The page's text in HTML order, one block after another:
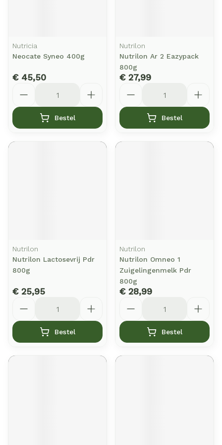
Nutricia
Neocate Syneo 400g
€ 45,50
Bestel
Nutrilon
Nutrilon Ar 2 Eazypack
800g
€ 27,99
Bestel
Nutrilon
Nutrilon Lactosevrij Pdr
800g
€ 25,95
Bestel
Nutrilon
Nutrilon Omneo 1
Zuigelingenmelk Pdr
800g
€ 28,99
Bestel